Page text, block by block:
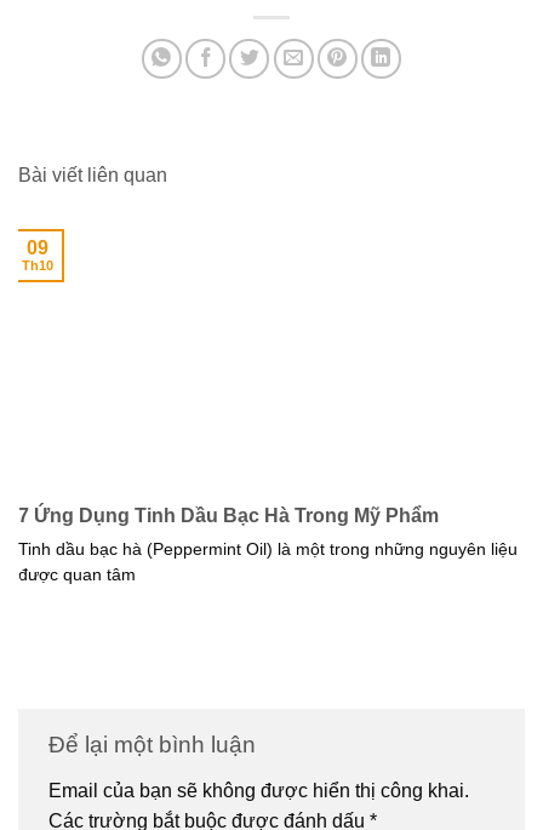
Bài viết liên quan
7 Ứng Dụng Tinh Dầu Bạc Hà Trong Mỹ Phẩm
Tinh dầu bạc hà (Peppermint Oil) là một trong những nguyên liệu
được quan tâm
09
Th10
Để lại một bình luận
Email của bạn sẽ không được hiển thị công khai.
Các trường bắt buộc được đánh dấu *